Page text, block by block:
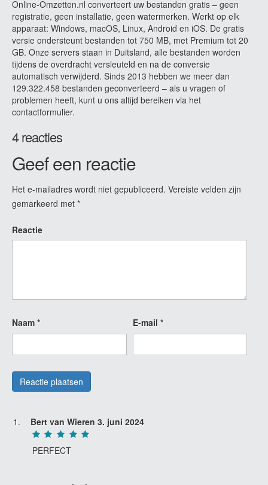
Online-Omzetten.nl converteert uw bestanden gratis – geen
registratie, geen installatie, geen watermerken. Werkt op elk
apparaat: Windows, macOS, Linux, Android en iOS. De gratis
versie ondersteunt bestanden tot 750 MB, met Premium tot 20
GB. Onze servers staan in Duitsland, alle bestanden worden
tijdens de overdracht versleuteld en na de conversie
automatisch verwijderd. Sinds 2013 hebben we meer dan
129.322.458 bestanden geconverteerd – als u vragen of
problemen heeft, kunt u ons altijd bereiken via het
contactformulier.
4 reacties
Geef een reactie
Het e-mailadres wordt niet gepubliceerd. Vereiste velden zijn
gemarkeerd met *
Reactie
Naam * E-mail *
Bert van Wieren 3. juni 2024
PERFECT